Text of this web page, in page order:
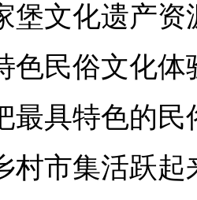
堡文化遗产
色民俗文化
最具特色的
村市集活跃